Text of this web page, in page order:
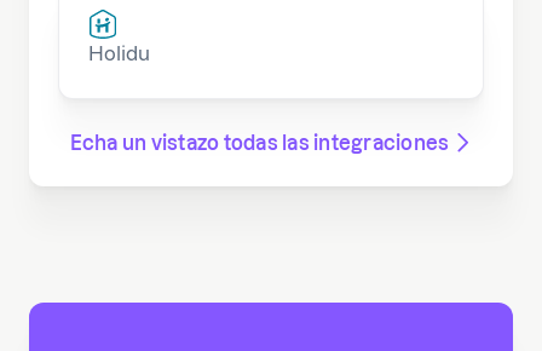
Holidu
Echa un vistazo todas las integraciones